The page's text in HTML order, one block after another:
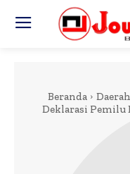
Beranda Daerah
Deklarasi Pemilu